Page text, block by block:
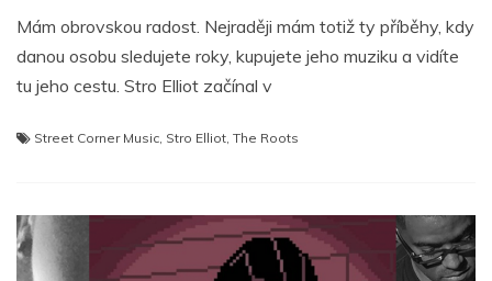
Mám obrovskou radost. Nejraději mám totiž ty příběhy, kdy
danou osobu sledujete roky, kupujete jeho muziku a vidíte
tu jeho cestu. Stro Elliot začínal v
Street Corner Music, Stro Elliot, The Roots